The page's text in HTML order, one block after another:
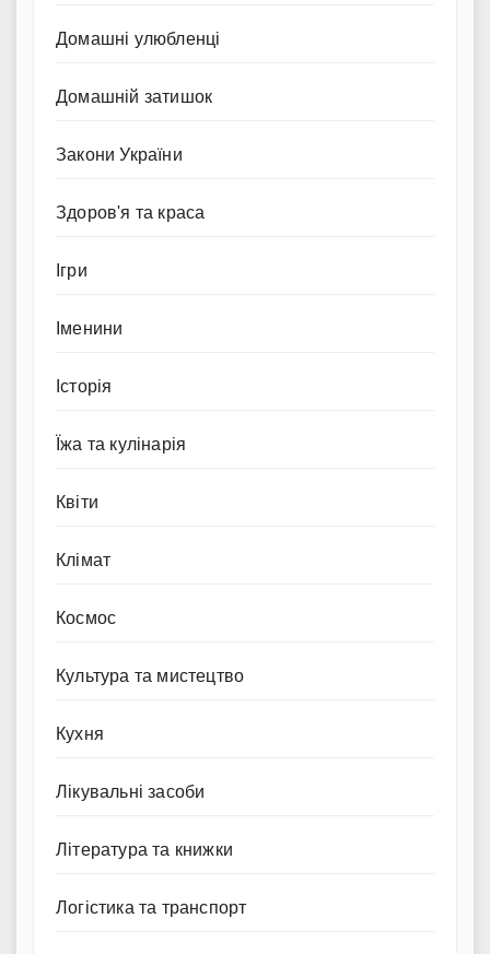
Домашні улюбленці
Домашній затишок
Закони України
Здоров'я та краса
Ігри
Іменини
Історія
Їжа та кулінарія
Квіти
Клімат
Космос
Культура та мистецтво
Кухня
Лікувальні засоби
Література та книжки
Логістика та транспорт